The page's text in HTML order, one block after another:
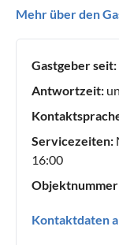
großen Wert auf
freundlichen
Mehr über den
Gastgeber seit:
Antwortzeit:
Servicezeiten:
16:00
Kontaktdaten